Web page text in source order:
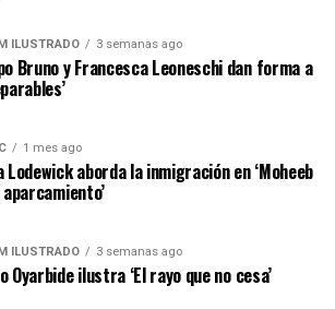
ILUSTRADO 3 semanas ago
Bruno y Francesca Leoneschi dan forma a
1 mes ago
Lodewick aborda la inmigración en ‘Moheeb
ILUSTRADO 3 semanas ago
Oyarbide ilustra ‘El rayo que no cesa’